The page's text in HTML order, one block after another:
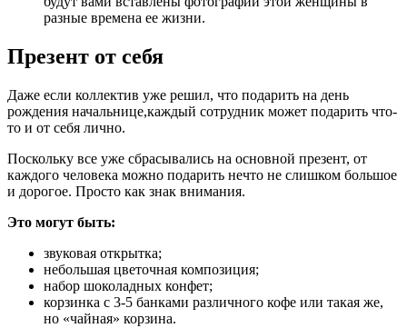
разные времена ее жизни.
Презент от себя
Даже если коллектив уже решил, что подарить на день
рождения начальнице,каждый сотрудник может подарить что-
то и от себя лично.
Поскольку все уже сбрасывались на основной презент, от
каждого человека можно подарить нечто не слишком большое
и дорогое. Просто как знак внимания.
Это могут быть:
звуковая открытка;
небольшая цветочная композиция;
набор шоколадных конфет;
корзинка с 3-5 банками различного кофе или такая же,
но «чайная» корзина.